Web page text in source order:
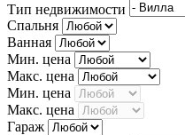
Тип недвижимости
Спальня
Ванная
Мин. цена
Макс. цена
Мин. цена
Макс. цена
Гараж